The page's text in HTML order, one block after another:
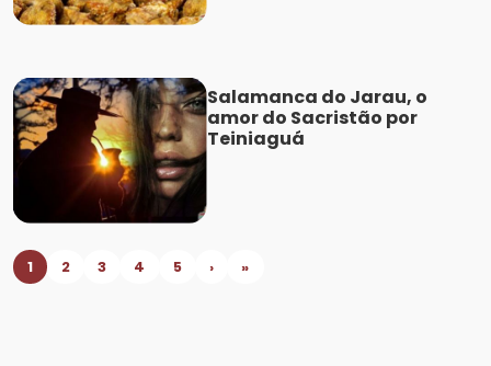
Salamanca do Jarau, o
amor do Sacristão por
Teiniaguá
1 2 3 4 5 › »